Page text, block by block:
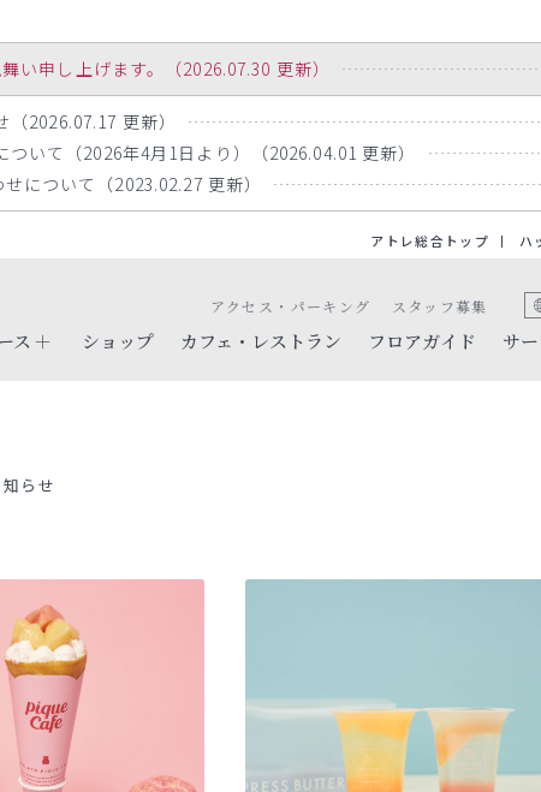
申し上げます。（2026.07.30 更新）
2026.07.17 更新）
いて（2026年4月1日より）（2026.04.01 更新）
について（2023.02.27 更新）
アトレ総合トップ ハ
ス
ショップ カフェ・レストラン フロアガイド サ
アクセス・パーキング スタッフ募集
らせ